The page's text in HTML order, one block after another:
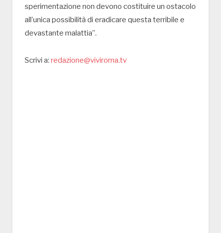
sperimentazione non devono costituire un ostacolo
all’unica possibilità di eradicare questa terribile e
devastante malattia”.
Scrivi a: redazione@viviroma.tv